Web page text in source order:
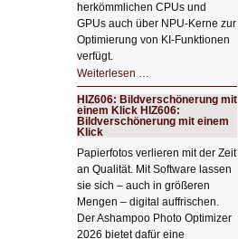
herkömmlichen CPUs und
GPUs auch über NPU-Kerne zur
Optimierung von KI-Funktionen
verfügt.
Weiterlesen …
Schicker
kompakter
Rechenturbo
HIZ606: Bildverschönerung mit
einem Klick HIZ606:
Bildverschönerung mit einem
Klick
Papierfotos verlieren mit der Zeit
an Qualität. Mit Software lassen
sie sich – auch in größeren
Mengen – digital auffrischen.
Der Ashampoo Photo Optimizer
2026 bietet dafür eine